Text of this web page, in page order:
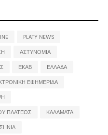
PLATY NEWS
ΑΣΤΥΝΟΜΙΑ
ΕΚΑΒ
ΕΛΛΑΔΑ
ΕΦΗΜΕΡΙΔΑ
ΠΛΑΤΕΟΣ
ΚΑΛΑΜΑΤΑ